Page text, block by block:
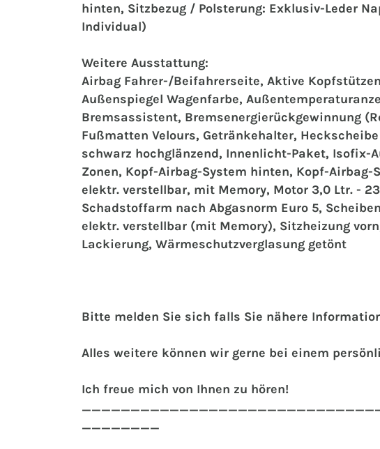
hinten, Sitzbezug / Polsterung: Exklusiv-Leder
Individual)
Weitere Ausstattung:
Airbag Fahrer-/Beifahrerseite, Aktive
Außenspiegel Wagenfarbe,
Bremsassistent, Bremsenergierückgewinnung
Fußmatten Velours, Getränkehalter,
schwarz hochglänzend, Innenlicht-Paket,
Zonen, Kopf-Airbag-System hinten, Kopf-
elektr. verstellbar, mit Memory, Motor 3,0 Ltr. -
Schadstoffarm nach Abgasnorm Euro 5,
elektr. verstellbar (mit Memory), Sitzheizung
Lackierung, Wärmeschutzverglasung getönt
Bitte melden Sie sich falls Sie nähere
Alles weitere können wir gerne bei einem
Ich freue mich von Ihnen zu hören!
________